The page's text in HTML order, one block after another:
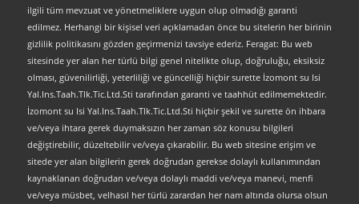
ilgili tüm mevzuat ve yönetmeliklere uygun olup olmadığı garanti
edilmez. Herhangi bir kişisel veri açıklamadan önce bu sitelerin her birinin
gizlilik politikasını gözden geçirmenizi tavsiye ederiz. Feragat: Bu web
sitesinde yer alan her türlü bilgi genel nitelikte olup, doğruluğu, eksiksiz
olması, güvenilirliği, yeterliliği ve güncelliği hiçbir surette İzomont su Isi
Yal.Ins.Taah.Tlk.Tic.Ltd.Sti tarafından garanti ve taahhüt edilmemektedir.
İzomont su Isi Yal.Ins.Taah.Tlk.Tic.Ltd.Sti hiçbir şekil ve surette ön ihbara
ve/veya ihtara gerek duymaksızın her zaman söz konusu bilgileri
değiştirebilir, düzeltebilir ve/veya çıkarabilir. Bu web sitesine erişim ve
sitede yer alan bilgilerin gerek doğrudan gerekse dolaylı kullanımından
kaynaklanan doğrudan ve/veya dolaylı maddi ve/veya manevi, menfi
ve/veya müsbet, velhasıl her türlü zarardan her nam altında olursa olsun